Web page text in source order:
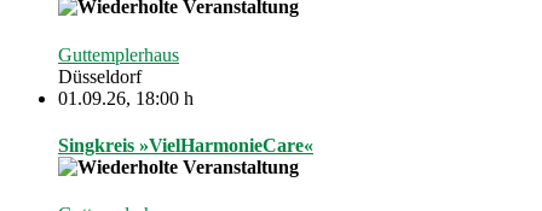
Guttemplerhaus
Düsseldorf
01.09.26, 18:00 h
Singkreis »VielHarmonieCare«